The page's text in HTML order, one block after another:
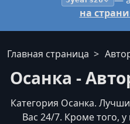
на
Главная страница
Осанка -
Категория Осанка.
Вас 24/7. Кроме того,